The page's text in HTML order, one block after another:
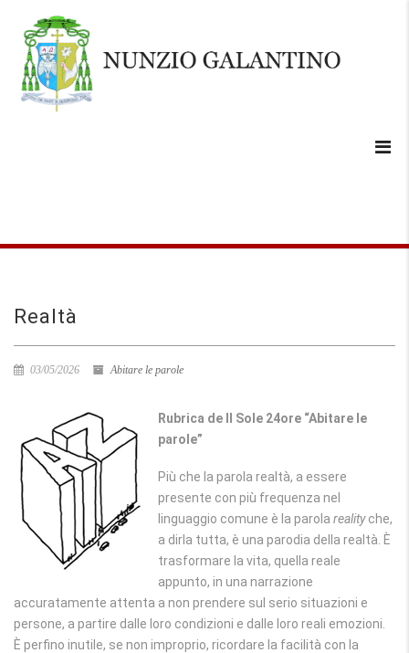
Realtà
03/05/2026 Abitare le parole
Rubrica de Il Sole 24ore “Abitare le
parole”
Più che la parola realtà, a essere
presente con più frequenza nel
linguaggio comune è la parolarealityche,
a dirla tutta, è una parodia della realtà. È
trasformare la vita, quella reale
appunto, in una narrazione
accuratamente attenta a non prendere sul serio situazioni e
persone, a partire dalle loro condizioni e dalle loro reali emozioni.
È perfino inutile, se non improprio, ricordare la facilità con la